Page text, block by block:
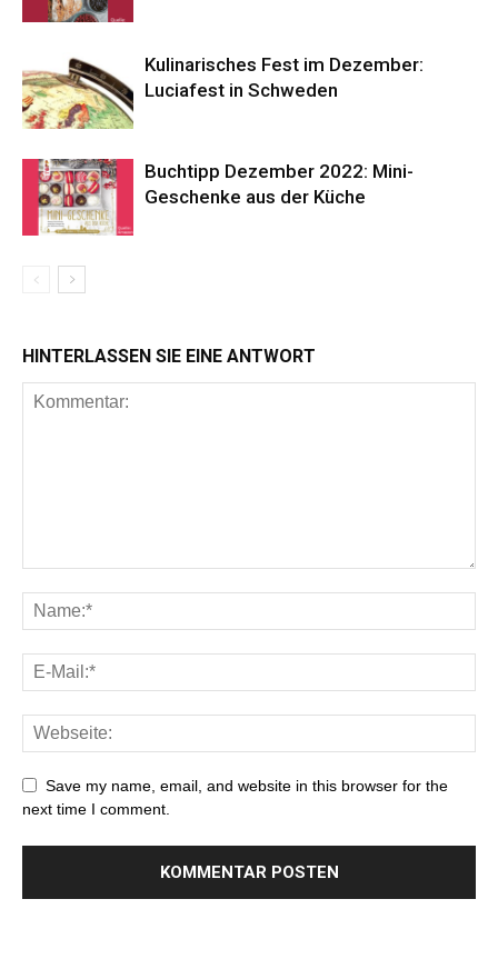
Kulinarisches Fest im Dezember:
Luciafest in Schweden
Buchtipp Dezember 2022: Mini-
Geschenke aus der Küche
HINTERLASSEN SIE EINE ANTWORT
Save my name, email, and website in this browser for the
next time I comment.